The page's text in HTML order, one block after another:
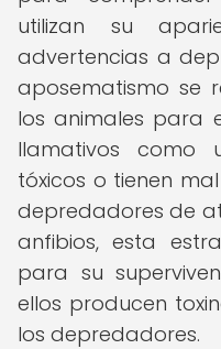
utilizan su
advertencias a
aposematismo se
los animales para
llamativos como
tóxicos o tienen
depredadores de
anfibios, esta
para su
ellos producen
los depredadores.